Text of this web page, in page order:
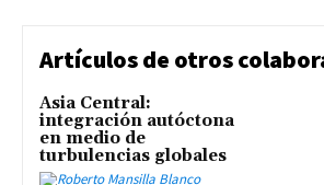
Artículos de otros
Asia Central:
integración autóctona
en medio de
turbulencias globales